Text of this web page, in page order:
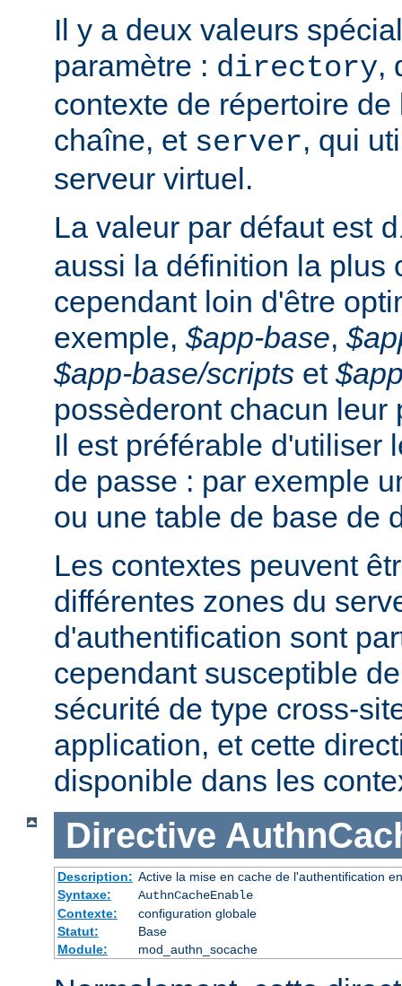
Il y a deux valeurs
paramètre : directory,
contexte de répertoire
chaîne, et server, qui
serveur virtuel.
La valeur par défaut est
aussi la définition la plus
cependant loin d'être
exemple, $app-base,
$app-base/scripts et
possèderont chacun leur
Il est préférable d'utiliser
de passe : par exemple
ou une table de base de
Les contextes peuvent
différentes zones du
d'authentification sont
cependant susceptible
sécurité de type cross-
application, et cette
disponible dans les
Directive
Description: Active la mise en cache de l'authentification
Syntaxe:
AuthnCacheEnable
Contexte:
configuration globale
Statut:
Base
Module:
mod_authn_socache